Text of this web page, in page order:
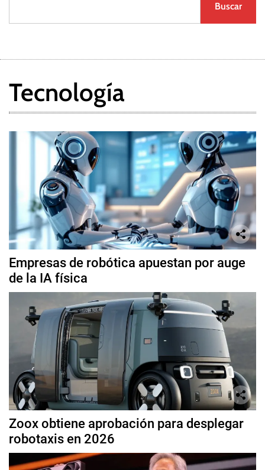
Buscar
Tecnología
Empresas de robótica apuestan por auge
de la IA física
Zoox obtiene aprobación para desplegar
robotaxis en 2026